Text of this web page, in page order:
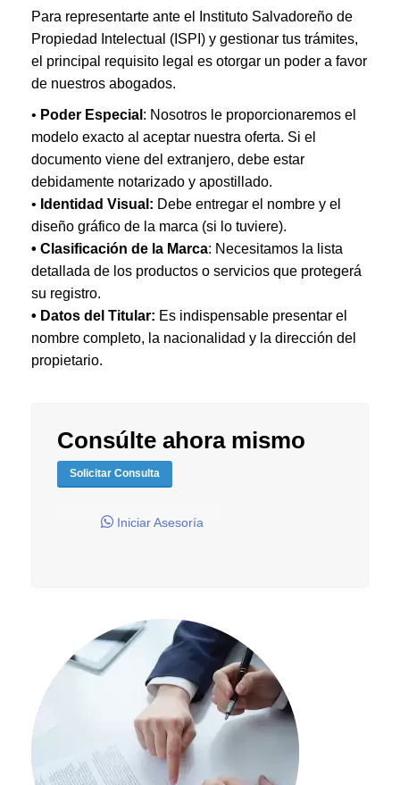
Para representarte ante el Instituto Salvadoreño de
Propiedad Intelectual (ISPI) y gestionar tus trámites,
el principal requisito legal es otorgar un poder a favor
de nuestros abogados.
• Poder Especial : Nosotros le proporcionaremos el
modelo exacto al aceptar nuestra oferta. Si el
documento viene del extranjero, debe estar
debidamente notarizado y apostillado.
• Identidad Visual: Debe entregar el nombre y el
diseño gráfico de la marca (si lo tuviere).
• Clasificación de la Marca: Necesitamos la lista
detallada de los productos o servicios que protegerá
su registro.
• Datos del Titular: Es indispensable presentar el
nombre completo, la nacionalidad y la dirección del
propietario.
Consúlte ahora mismo
Solicitar Consulta
Iniciar Asesoría